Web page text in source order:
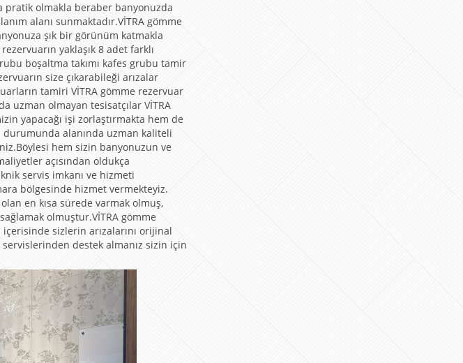
pratik olmakla beraber banyonuzda
alanı sunmaktadır.VİTRA gömme
şık bir görünüm katmakla
yaklaşık 8 adet farklı
boşaltma takımı kafes grubu tamir
size çıkarabileği arızalar
tamiri VİTRA gömme rezervuar
uzman olmayan tesisatçılar VİTRA
yapacağı işi zorlaştırmakta hem de
durumunda alanında uzman kaliteli
hem sizin banyonuzun ve
açısından oldukça
servis imkanı ve hizmeti
bölgesinde hizmet vermekteyiz.
en kısa sürede varmak olmuş,
olmuştur.VİTRA gömme
sizlerin arızalarını orijinal
destek almanız sizin için